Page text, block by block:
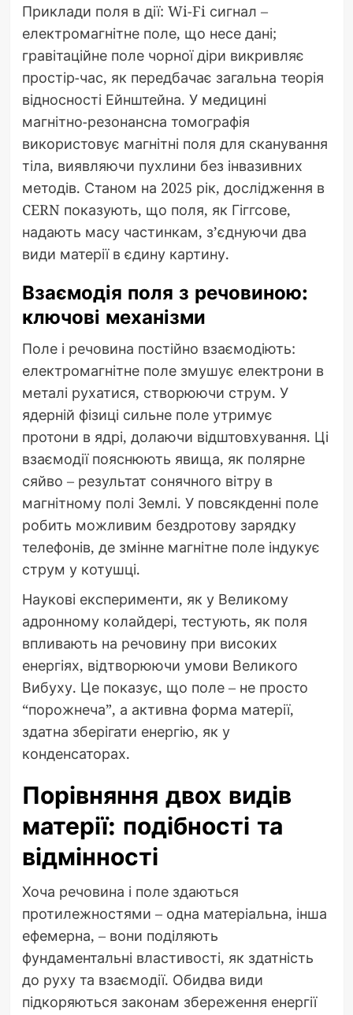
Приклади поля в дії: Wi-Fi сигнал –
електромагнітне поле, що несе дані;
гравітаційне поле чорної діри викривляє
простір-час, як передбачає загальна теорія
відносності Ейнштейна. У медицині
магнітно-резонансна томографія
використовує магнітні поля для сканування
тіла, виявляючи пухлини без інвазивних
методів. Станом на 2025 рік, дослідження в
CERN показують, що поля, як Гіггсове,
надають масу частинкам, з’єднуючи два
види матерії в єдину картину.
Взаємодія поля з речовиною:
ключові механізми
Поле і речовина постійно взаємодіють:
електромагнітне поле змушує електрони в
металі рухатися, створюючи струм. У
ядерній фізиці сильне поле утримує
протони в ядрі, долаючи відштовхування. Ці
взаємодії пояснюють явища, як полярне
сяйво – результат сонячного вітру в
магнітному полі Землі. У повсякденні поле
робить можливим бездротову зарядку
телефонів, де змінне магнітне поле індукує
струм у котушці.
Наукові експерименти, як у Великому
адронному колайдері, тестують, як поля
впливають на речовину при високих
енергіях, відтворюючи умови Великого
Вибуху. Це показує, що поле – не просто
“порожнеча”, а активна форма матерії,
здатна зберігати енергію, як у
конденсаторах.
Порівняння двох видів
матерії: подібності та
відмінності
Хоча речовина і поле здаються
протилежностями – одна матеріальна, інша
ефемерна, – вони поділяють
фундаментальні властивості, як здатність
до руху та взаємодії. Обидва види
підкоряються законам збереження енергії